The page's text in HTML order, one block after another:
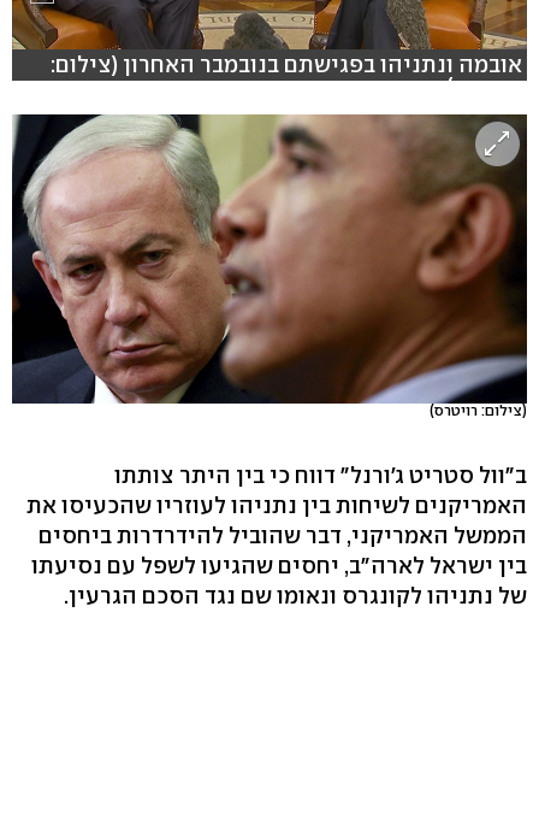
אובמה ונתניהו בפגישתם בנובמבר האחרון (צילום:
רויטרס)
(צילום: רויטרס)
ב"וול סטריט ג'ורנל" דווח כי בין היתר צותתו
האמריקנים לשיחות בין נתניהו לעוזריו שהכעיסו את
הממשל האמריקני, דבר שהוביל להידרדרות ביחסים
בין ישראל לארה"ב, יחסים שהגיעו לשפל עם נסיעתו
של נתניהו לקונגרס ונאומו שם נגד הסכם הגרעין.